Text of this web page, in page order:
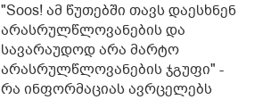
"Soos! ამ წუთებში თავს დაესხნენ
არასრულწლოვანების და
სავარაუდოდ არა მარტო
არასრულწლოვანების ჯგუფი" -
რა ინფორმაციას ავრცელებს